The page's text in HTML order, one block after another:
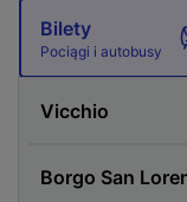
Bilety
Pociągi i autobusy